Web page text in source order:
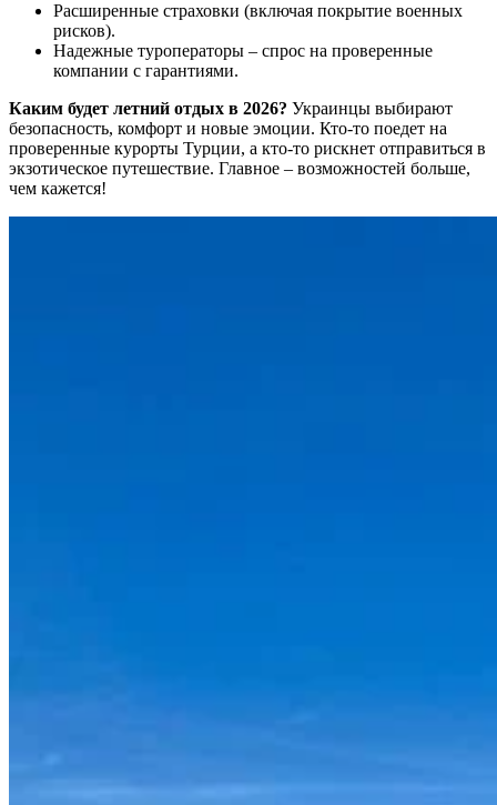
Расширенные страховки (включая покрытие военных
рисков).
Надежные туроператоры – спрос на проверенные
компании с гарантиями.
Каким будет летний отдых в 2026? Украинцы выбирают
безопасность, комфорт и новые эмоции. Кто-то поедет на
проверенные курорты Турции, а кто-то рискнет отправиться в
экзотическое путешествие. Главное – возможностей больше,
чем кажется!